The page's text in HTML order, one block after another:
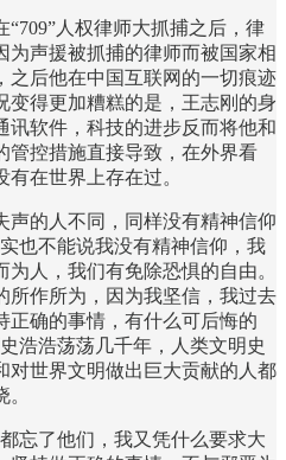
人权律师大抓捕之后，律
为声援被抓捕的律师而被国家相
之后他在中国互联网的一切痕迹
变得更加糟糕的是，王志刚的身
讯软件，科技的进步反而将他和
管控措施直接导致，在外界看
在世界上存在过。
声的人不同，同样没有精神信仰
也不能说我没有精神信仰，我
人，我们有免除恐惧的自由。
所作所为，因为我坚信，我过去
正确的事情，有什么可后悔的
浩浩荡荡几千年，人类文明史
对世界文明做出巨大贡献的人都
忘了他们，我又凭什么要求大